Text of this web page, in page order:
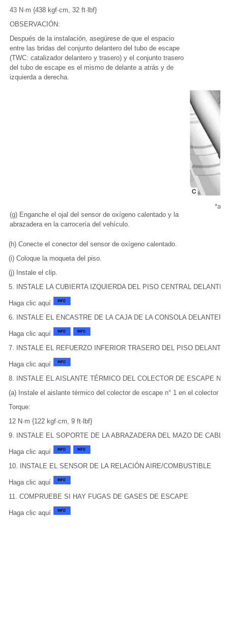
43 N·m {438 kgf·cm, 32 ft·lbf}
OBSERVACIÓN:
Después de la instalación, asegúrese de que el espacio
entre las bridas del conjunto delantero del tubo de escape
(TWC: catalizador delantero y trasero) y el conjunto trasero
del tubo de escape es el mismo de delante a atrás y de
izquierda a derecha.
(g) Enganche el ojal del sensor de oxígeno calentado y la
abrazadera en la carrocería del vehículo.
*a
(h) Conecte el conector del sensor de oxígeno calentado.
(i) Coloque la moqueta del piso.
(j) Instale el clip.
5. INSTALE LA CUBIERTA IZQUIERDA DEL PISO CENTRAL
Haga clic aquí
6. INSTALE EL ENCASTRE DE LA CAJA DE LA CONSOLA DELANTERA
Haga clic aquí
7. INSTALE EL REFUERZO INFERIOR TRASERO DEL PISO
Haga clic aquí
8. INSTALE EL AISLANTE TÉRMICO DEL COLECTOR DE ESCAPE N°
(a) Instale el aislante térmico del colector de escape n° 1 en el colector
Torque:
12 N·m {122 kgf·cm, 9 ft·lbf}
9. INSTALE EL SOPORTE DE LA ABRAZADERA DEL MAZO DE
Haga clic aquí
10. INSTALE EL SENSOR DE LA RELACIÓN AIRE/COMBUSTIBLE
Haga clic aquí
11. COMPRUEBE SI HAY FUGAS DE GASES DE ESCAPE
Haga clic aquí